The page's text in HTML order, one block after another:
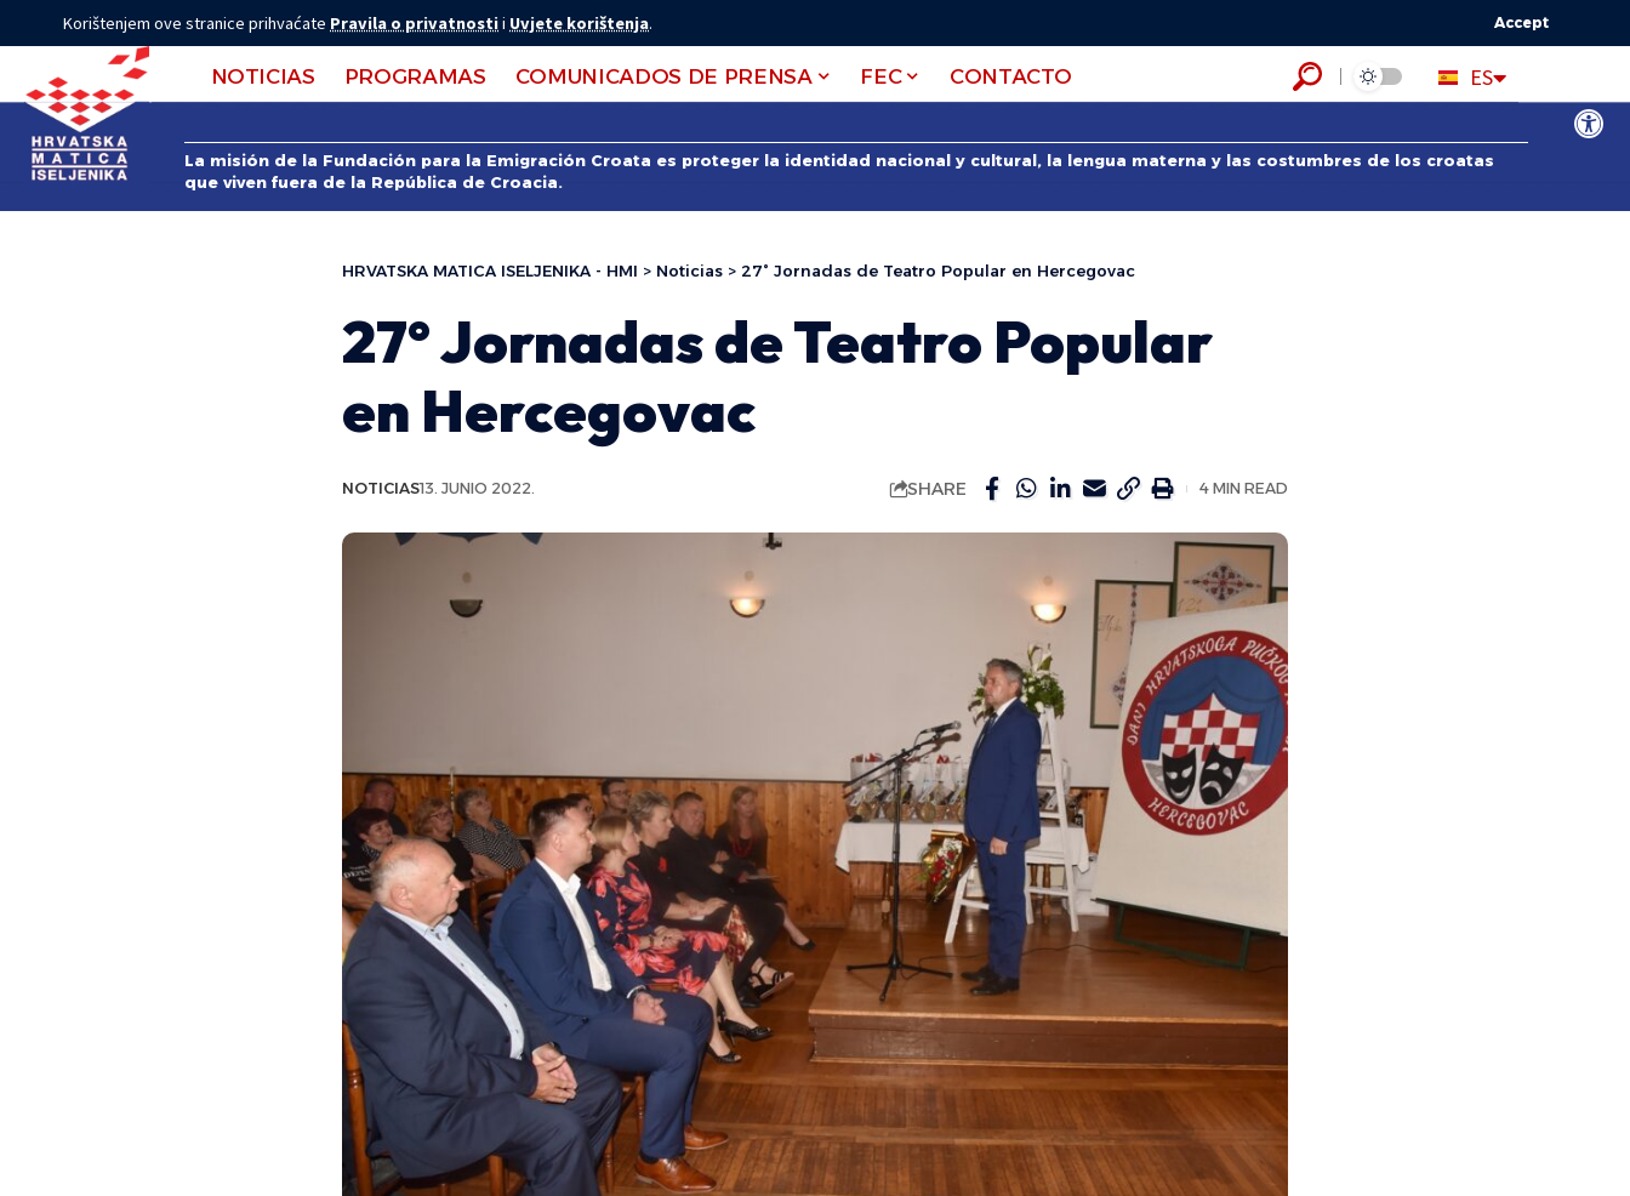
Abrir
Korištenjem ove stranice prihvaćate Pravila o privatnostii Uvjete korištenja. Accept
NOTICIAS PROGRAMAS COMUNICADOS DE PRENSA FEC CONTACTO ES
HR
EN
La misión de la Fundación para la Emigración Croata es proteger la identidad nacional y cultural, la lengua materna y las costumbres de los croatas
que viven fuera de la República de Croacia.
HRVATSKA MATICA ISELJENIKA - HMI > Noticias > 27° Jornadas de Teatro Popular en Hercegovac
27° Jornadas de Teatro Popular
en Hercegovac
NOTICIAS13. JUNIO 2022. SHARE 4 MIN READ